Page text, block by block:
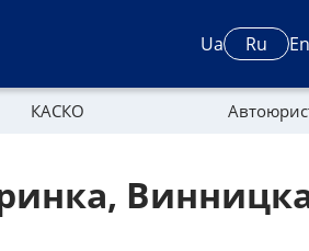
Ua Ru En
КАСКО